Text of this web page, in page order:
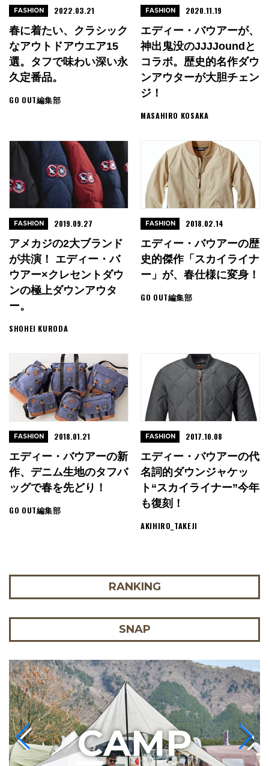
春に着たい、クラシック
なアウトドアウエア15
選。タフで味わい深い永
久定番品。
GO OUT編集部
FASHION 2022.03.21
エディー・バウアーが、
神出鬼没のJJJJoundと
コラボ。歴史的名作ダウ
ンアウターが大胆チェン
ジ！
MASAHIRO KOSAKA
FASHION 2020.11.19
アメカジの2大ブランド
が共演！ エディー・バ
ウアー×クレセントダウ
ンの極上ダウンアウタ
ー。
SHOHEI KURODA
FASHION 2019.09.27
エディー・バウアーの歴
史的傑作「スカイライナ
ー」が、春仕様に変身！
GO OUT編集部
FASHION 2018.02.14
エディー・バウアーの新
作、デニム生地のタフバ
ッグで春を先どり！
GO OUT編集部
FASHION 2018.01.21
エディー・バウアーの代
名詞的ダウンジャケッ
ト“スカイライナー”今年
も復刻！
AKIHIRO_TAKEJI
FASHION 2017.10.08
RANKING
SNAP
CAMP